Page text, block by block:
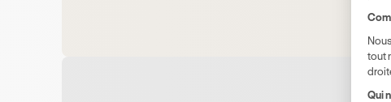
tout
Qui